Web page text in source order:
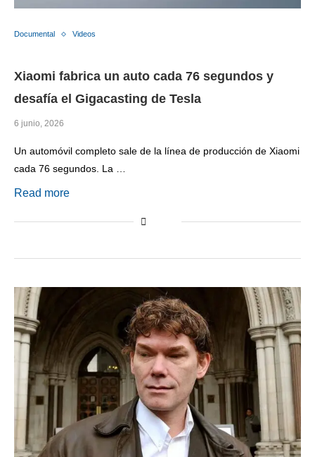
Documental Videos
Xiaomi fabrica un auto cada 76 segundos y
desafía el Gigacasting de Tesla
6 junio, 2026
Un automóvil completo sale de la línea de producción de Xiaomi
cada 76 segundos. La …
Read more